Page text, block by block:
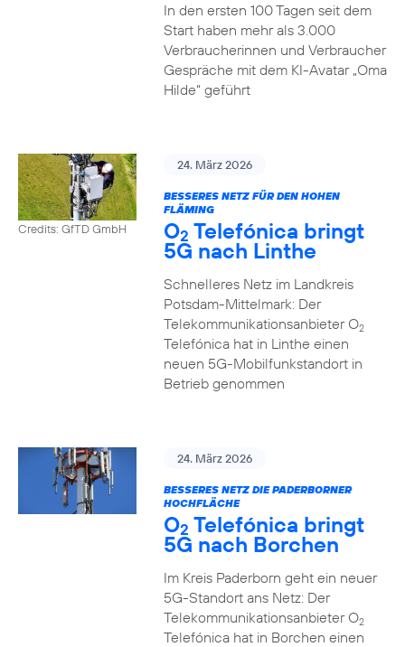
In den ersten 100 Tagen seit dem
Start haben mehr als 3.000
Verbraucherinnen und Verbraucher
Gespräche mit dem KI-Avatar „Oma
Hilde“ geführt
Credits: GfTD GmbH
24. März 2026
BESSERES NETZ FÜR DEN HOHEN
FLÄMING
O2 Telefónica bringt
5G nach Linthe
Schnelleres Netz im Landkreis
Potsdam-Mittelmark: Der
Telekommunikationsanbieter O2
Telefónica hat in Linthe einen
neuen 5G-Mobilfunkstandort in
Betrieb genommen
24. März 2026
BESSERES NETZ DIE PADERBORNER
HOCHFLÄCHE
O2 Telefónica bringt
5G nach Borchen
Im Kreis Paderborn geht ein neuer
5G-Standort ans Netz: Der
Telekommunikationsanbieter O2
Telefónica hat in Borchen einen